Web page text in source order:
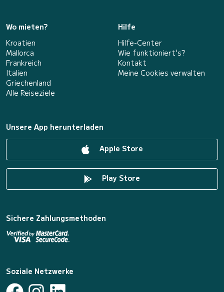
Wo mieten?
Kroatien
Mallorca
Frankreich
Italien
Griechenland
Alle Reiseziele
Hilfe
Hilfe-Center
Wie funktioniert's?
Kontakt
Meine Cookies verwalten
Unsere App herunterladen
Apple Store
Play Store
Sichere Zahlungsmethoden
Soziale Netzwerke